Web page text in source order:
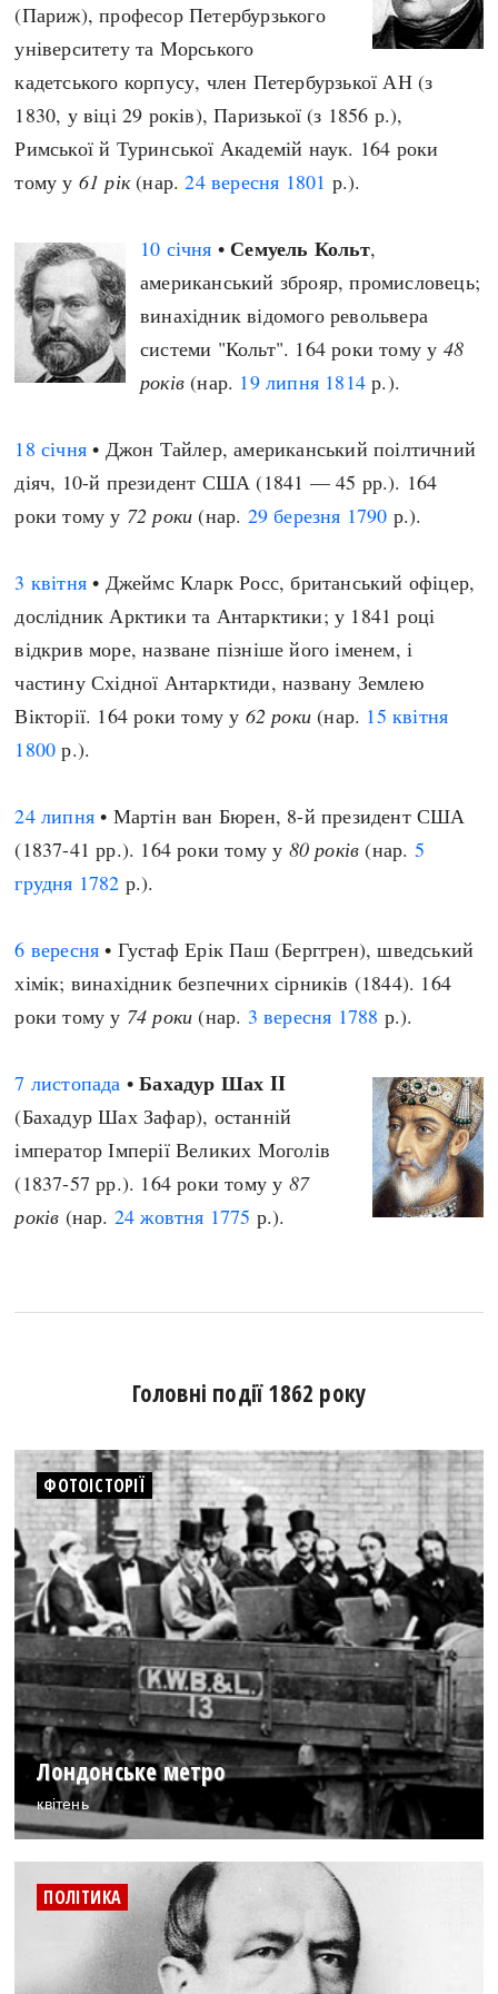
(Париж), професор Петербурзького
університету та Морського
кадетського корпусу, член Петербурзької АН (з
1830, у віці 29 років), Паризької (з 1856 р.),
Римської й Туринської Академій наук. 164 роки
тому у 61 рік(нар.24 вересня 1801 р.).
10 січня • Семуель Кольт,
американський зброяр, промисловець;
винахідник відомого револьвера
системи "Кольт". 164 роки тому у 48
років (нар. 19 липня 1814 р.).
18 січня • Джон Тайлер, американський поілтичний
діяч, 10-й президент США (1841 — 45 рр.). 164
роки тому у 72 роки (нар. 29 березня 1790 р.).
3 квітня • Джеймс Кларк Росс, британський офіцер,
дослідник Арктики та Антарктики; у 1841 році
відкрив море, назване пізніше його іменем, і
частину Східної Антарктиди, названу Землею
Вікторії. 164 роки тому у 62 роки (нар. 15 квітня
1800 р.).
24 липня • Мартін ван Бюрен, 8-й президент США
(1837-41 рр.). 164 роки тому у 80 років (нар. 5
грудня 1782 р.).
6 вересня • Густаф Ерік Паш (Берггрен), шведський
хімік; винахідник безпечних сірників (1844). 164
роки тому у 74 роки (нар. 3 вересня 1788 р.).
7 листопада •Бахадур Шах II
(Бахадур Шах Зафар), останній
імператор Імперії Великих Моголів
(1837-57 рр.). 164 роки тому у 87
років (нар. 24 жовтня 1775 р.).
Головні події 1862 року
ФОТОІСТОРІЇ
Лондонське метро
квітень
ПОЛІТИКА